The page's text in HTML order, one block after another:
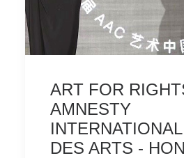
ART FOR
AMNESTY
DES ARTS -